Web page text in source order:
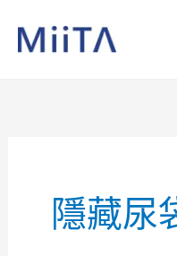
隱藏尿